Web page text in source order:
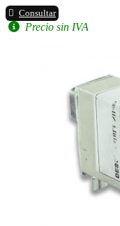
Consultar
Precio sin IVA